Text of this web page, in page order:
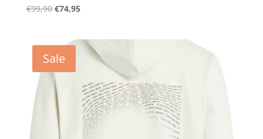
€99,90 Oorspronkelijke
€99,90.
€74,95Huidige
€74,95.
Sale